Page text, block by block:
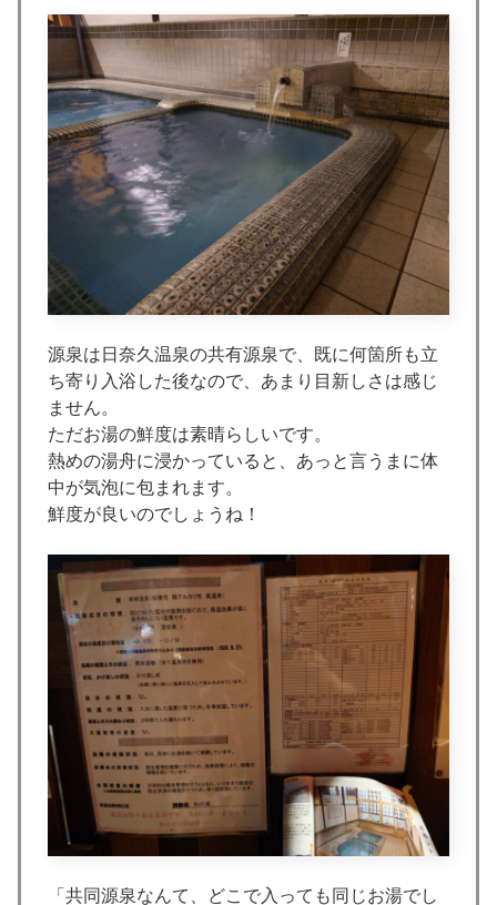
源泉は日奈久温泉の共有源泉で、既に何箇所も立
ち寄り入浴した後なので、あまり目新しさは感じ
ません。
ただお湯の鮮度は素晴らしいです。
熱めの湯舟に浸かっていると、あっと言うまに体
中が気泡に包まれます。
鮮度が良いのでしょうね！
「共同源泉なんて、どこで入っても同じお湯でし